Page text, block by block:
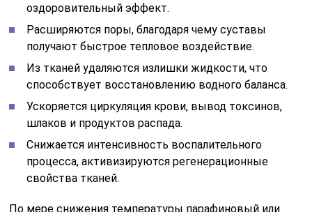
оздоровительный эффект.
Расширяются поры, благодаря чему суставы
получают быстрое тепловое воздействие.
Из тканей удаляются излишки жидкости, что
способствует восстановлению водного баланса.
Ускоряется циркуляция крови, вывод токсинов,
шлаков и продуктов распада.
Снижается интенсивность воспалительного
процесса, активизируются регенерационные
свойства тканей.
По мере снижения температуры парафиновый или